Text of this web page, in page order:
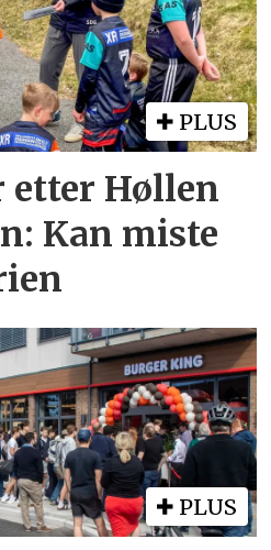
PLUS
etter Høllen
Kan miste
PLUS